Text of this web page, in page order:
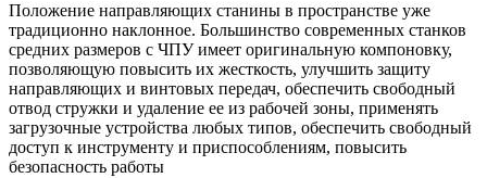
Положение направляющих станины в пространстве уже
традиционно наклонное. Большинство современных станков
средних размеров с ЧПУ имеет оригинальную компоновку,
позволяющую повысить их жесткость, улучшить защиту
направляющих и винтовых передач, обеспечить свободный
отвод стружки и удаление ее из рабочей зоны, применять
загрузочные устройства любых типов, обеспечить свободный
доступ к инструменту и приспособлениям, повысить
безопасность работы